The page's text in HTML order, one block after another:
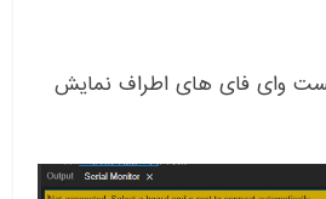
لیست وای فای های اطراف نمایش